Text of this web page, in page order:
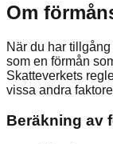
Om
När du har
som en förmån
Skatteverkets
vissa andra
Beräkning av